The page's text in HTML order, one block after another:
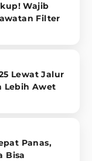
Wajib
Filter
Lewat Jalur
Lebih Awet
Panas,
Bisa